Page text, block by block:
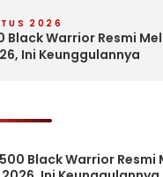
2026
Black Warrior Resmi
Ini Keunggulannya
Black Warrior Resmi